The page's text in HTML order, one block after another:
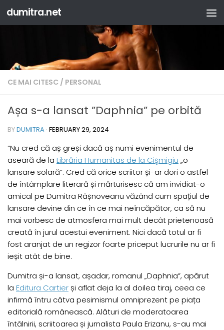
Skip to content
dumitra.net
CE MAI CITESC / PERSONAL
Așa s-a lansat ”Daphnia” pe orbită
BYDUMITRA · FEBRUARY 29, 2024
”Nu cred că aș greși dacă aș numi evenimentul de
aseară de la Librăria Humanitas de la Cişmigiu „o
lansare solară”. Cred că orice scriitor și-ar dori o astfel
de întâmplare literară și mărturisesc că am invidiat-o
amical pe Dumitra Râșnoveanu văzând cum spațiul de
lansare devine din ce în ce mai neîncăpător, ca să nu
mai vorbesc de atmosfera mai mult decât prietenoasă
creată în jurul acestui eveniment. Nici dacă totul ar fi
fost aranjat de un regizor foarte priceput lucrurile nu ar fi
ieșit atât de bine.
Dumitra și-a lansat, așadar, romanul „Daphnia”, apărut
la Editura Cartier și aflat deja la al doilea tiraj, ceea ce
infirmă întru câtva pesimismul omniprezent pe piața
editorială românească. Alături de moderatoarea
întâlnirii, scriitoarea și jurnalista Paula Erizanu, s-au mai